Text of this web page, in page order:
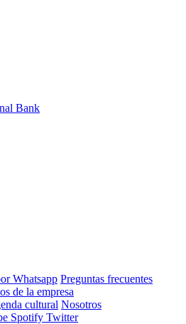
Whatsapp Preguntas frecuentes
de la empresa
cultural Nosotros
Spotify Twitter